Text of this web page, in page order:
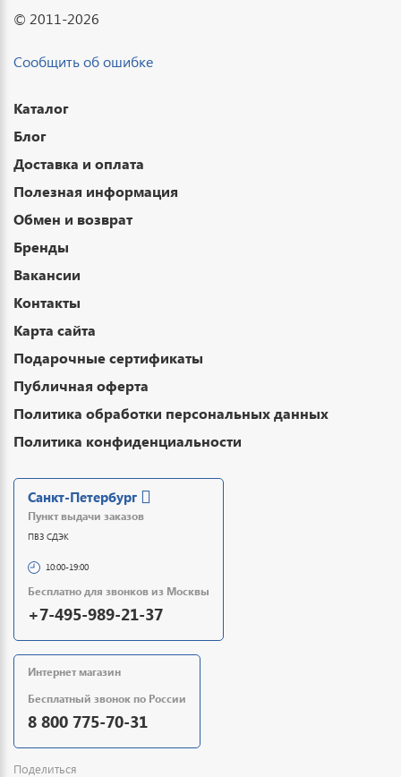
© 2011-2026
Сообщить об ошибке
Каталог
Блог
Доставка и оплата
Полезная информация
Обмен и возврат
Бренды
Вакансии
Контакты
Карта сайта
Подарочные сертификаты
Публичная оферта
Политика обработки персональных данных
Политика конфиденциальности
Санкт-Петербург
Пункт выдачи заказов
ПВЗ СДЭК
10:00-19:00
Бесплатно для звонков из Москвы
+7-495-989-21-37
Интернет магазин
Бесплатный звонок по России
8 800 775-70-31
Поделиться